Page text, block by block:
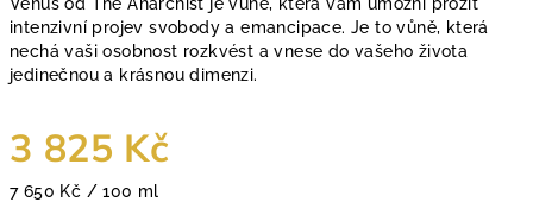
intenzivní projev svobody a emancipace. Je to vůně, která
nechá vaši osobnost rozkvést a vnese do vašeho života
jedinečnou a krásnou dimenzi.
3 825 Kč
Měrná
7 650 Kč / 100 ml